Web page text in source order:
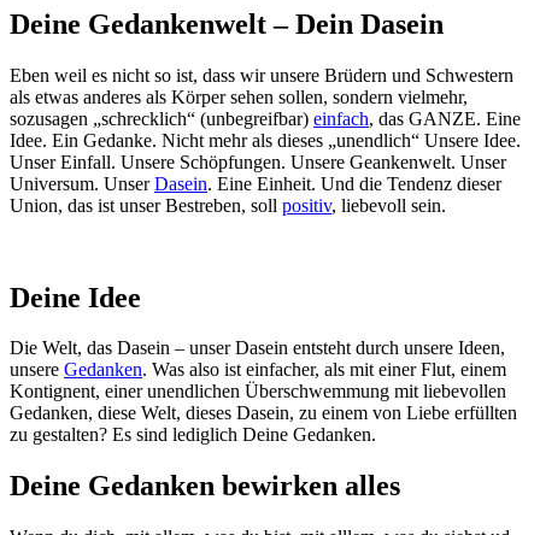
Deine Gedankenwelt – Dein Dasein
Eben weil es nicht so ist, dass wir unsere Brüdern und Schwestern
als etwas anderes als Körper sehen sollen, sondern vielmehr,
sozusagen „schrecklich“ (unbegreifbar) einfach, das GANZE. Eine
Idee. Ein Gedanke. Nicht mehr als dieses „unendlich“ Unsere Idee.
Unser Einfall. Unsere Schöpfungen. Unsere Geankenwelt. Unser
Universum. UnserDasein. Eine Einheit. Und die Tendenz dieser
Union, das ist unser Bestreben, soll positiv, liebevoll sein.
Deine Idee
Die Welt, das Dasein – unser Dasein entsteht durch unsere Ideen,
unsere Gedanken. Was also ist einfacher, als mit einer Flut, einem
Kontignent, einer unendlichen Überschwemmung mit liebevollen
Gedanken, diese Welt, dieses Dasein, zu einem von Liebe erfüllten
zu gestalten? Es sind lediglich Deine Gedanken.
Deine Gedanken bewirken alles